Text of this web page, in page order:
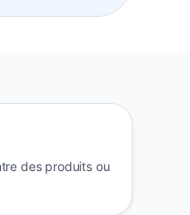
des produits ou